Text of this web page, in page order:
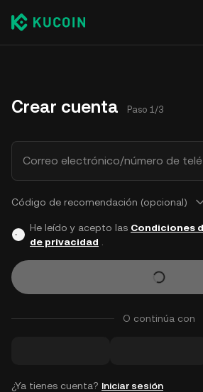
Crear cuenta Paso 1/3
Correo electrónico/número de
Código de recomendación (opcional)
He leído y acepto las Condiciones
de privacidad
O continúa con
¿Ya tienes cuenta? Iniciar sesión